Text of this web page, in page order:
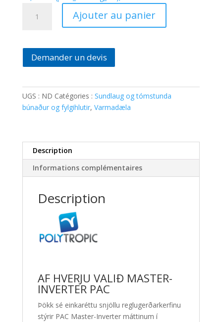
fullur
Inverter
Ajouter au panier
Demander un devis
UGS : ND Catégories : Sundlaug og tómstunda
búnaður og fylgihlutir, Varmadæla
Description
Informations complémentaires
Description
AF HVERJU VALIÐ MASTER-
INVERTER PAC
Þökk sé einkaréttu snjöllu reglugerðarkerfinu
stýrir PAC Master-Inverter máttinum í